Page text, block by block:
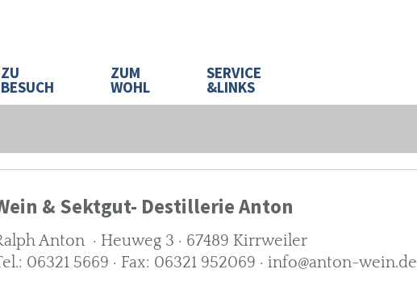
ZU
BESUCH
ZUM
WOHL
SERVICE
&LINKS
& Sektgut- Destillerie Anton
Anton · Heuweg 3 · 67489 Kirrweiler
06321 5669 · Fax: 06321 952069 · info@anton-wein.de